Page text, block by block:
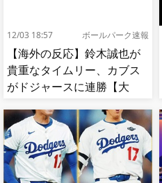
12/03 18:57 ボールパーク速報
【海外の反応】鈴木誠也が
貴重なタイムリー、カブス
がドジャースに連勝【大